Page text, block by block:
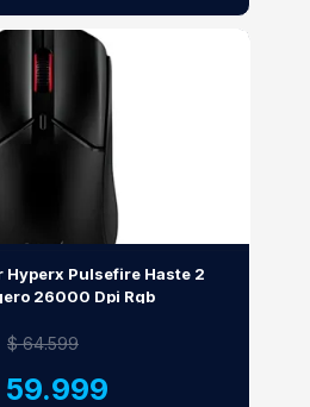
Hyperx Pulsefire Haste 2
26000 Dpi Rgb
$ 64.599
59.999